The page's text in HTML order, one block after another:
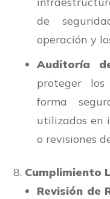
de
operación y
Auditoría
proteger
forma
utilizados en
o revisiones
Cumplimiento
Revisión de